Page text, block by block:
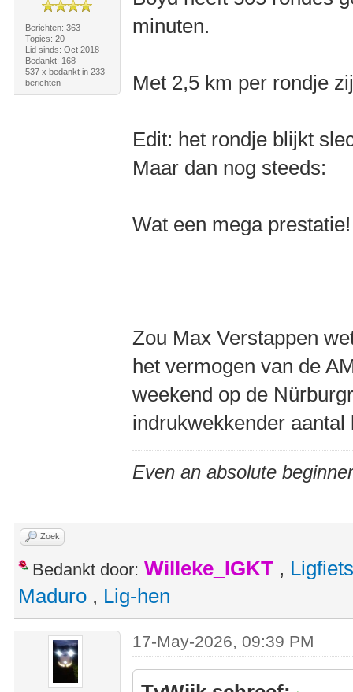
Berichten: 363
Topics: 20
Lid sinds: Oct 2018
Bedankt: 168
537 x bedankt in 233
berichten
minuten.
Met 2,5 km per rondje
Edit: het rondje blijkt
Maar dan nog steeds:
Wat een mega prestatie!
Zou Max Verstappen
het vermogen van de
weekend op de
indrukwekkender
Even an absolute
Zoek
Bedankt door: Willeke_IGKT ,
Maduro , Lig-hen
17-May-2026, 09:39 PM